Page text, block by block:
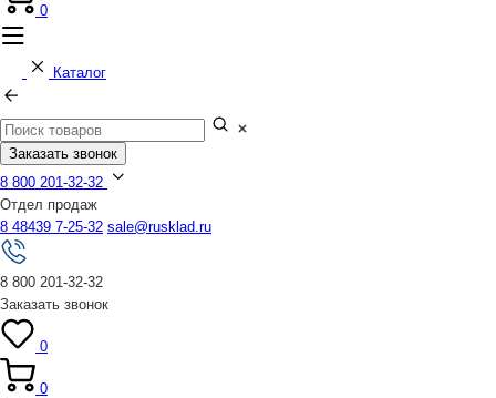
0
Каталог
Заказать звонок
8 800 201-32-32
Отдел продаж
8 48439 7-25-32 sale@rusklad.ru
8 800 201-32-32
Заказать звонок
0
0